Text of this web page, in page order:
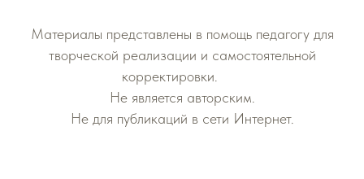
Материалы представлены в помощь педагогу для
творческой реализации и самостоятельной
корректировки.
Не является авторским.
Не для публикаций в сети Интернет.